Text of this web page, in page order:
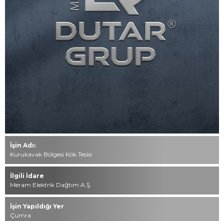
0549 494 85 49
Tüm hakkı saklıdır. Sitemizde kullanılan tüm içerik ve görseller
İşin Adı:
Kurukavak Bölgesi Kök Tesisi
İlgili İdare
Meram Elektrik Dağtım A.Ş.
İşin Yapıldığı Yer
Çumra